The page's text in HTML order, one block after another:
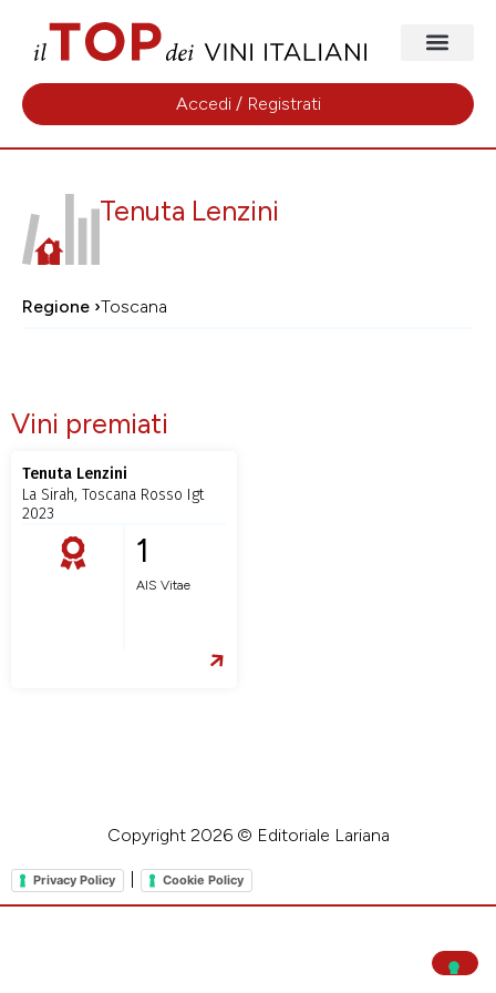
Accedi / Registrati
Tenuta Lenzini
Regione ›Toscana
Vini premiati
Tenuta Lenzini
La Sirah, Toscana Rosso Igt
2023
1
AIS Vitae
Copyright 2026 © Editoriale Lariana
Privacy Policy Cookie Policy